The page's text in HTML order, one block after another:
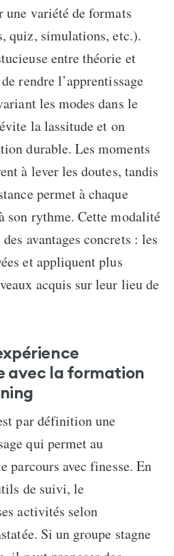
une variété de formats
quiz, simulations, etc.).
entre théorie et
rendre l’apprentissage
les modes dans le
la lassitude et on
durable. Les moments
à lever les doutes, tandis
permet à chaque
son rythme. Cette modalité
avantages concrets : les
et appliquent plus
acquis sur leur lieu de
avec la formation
par définitionune
qui permet au
parcours avec finesse. En
de suivi, le
activités selon
Si un groupe stagne